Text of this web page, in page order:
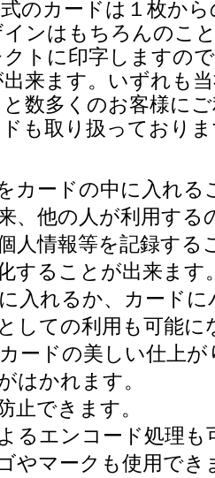
のカードは１枚か
ンはもちろんのこ
トに印字しますの
来ます。いずれも
数多くのお客様に
も取り扱っており
カードの中に入れる
、他の人が利用する
人情報等を記録する
することが出来ます
入れるか、カード
しての利用も可能に
ードの美しい仕上
はかれます。
止できます。
るエンコード処理も
やマークも使用でき